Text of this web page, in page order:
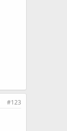
#123